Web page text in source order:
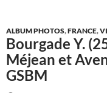
ALBUM PHOTOS,FRANCE,
Bourgade Y.
Méjean et
GSBM